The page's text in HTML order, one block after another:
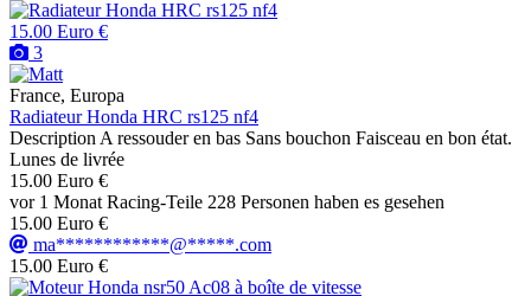
15.00 Euro €
3
France, Europa
Radiateur Honda HRC rs125 nf4
Description A ressouder en bas Sans bouchon Faisceau en bon état.
Lunes de livrée
15.00 Euro €
vor 1 Monat Racing-Teile 228 Personen haben es gesehen
15.00 Euro €
ma************@*****.com
15.00 Euro €